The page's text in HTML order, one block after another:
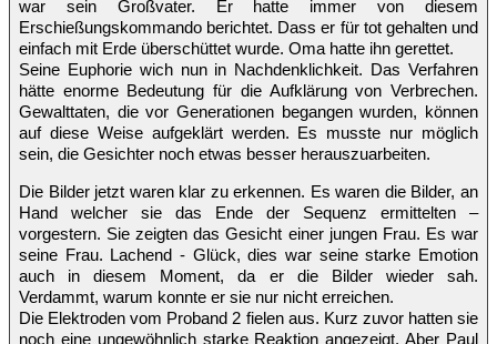
war sein Großvater. Er hatte immer von diesem
Erschießungskommando berichtet. Dass er für tot gehalten und
einfach mit Erde überschüttet wurde. Oma hatte ihn gerettet.
Seine Euphorie wich nun in Nachdenklichkeit. Das Verfahren
hätte enorme Bedeutung für die Aufklärung von Verbrechen.
Gewalttaten, die vor Generationen begangen wurden, können
auf diese Weise aufgeklärt werden. Es musste nur möglich
sein, die Gesichter noch etwas besser herauszuarbeiten.
Die Bilder jetzt waren klar zu erkennen. Es waren die Bilder, an
Hand welcher sie das Ende der Sequenz ermittelten –
vorgestern. Sie zeigten das Gesicht einer jungen Frau. Es war
seine Frau. Lachend - Glück, dies war seine starke Emotion
auch in diesem Moment, da er die Bilder wieder sah.
Verdammt, warum konnte er sie nur nicht erreichen.
Die Elektroden vom Proband 2 fielen aus. Kurz zuvor hatten sie
noch eine ungewöhnlich starke Reaktion angezeigt. Aber Paul